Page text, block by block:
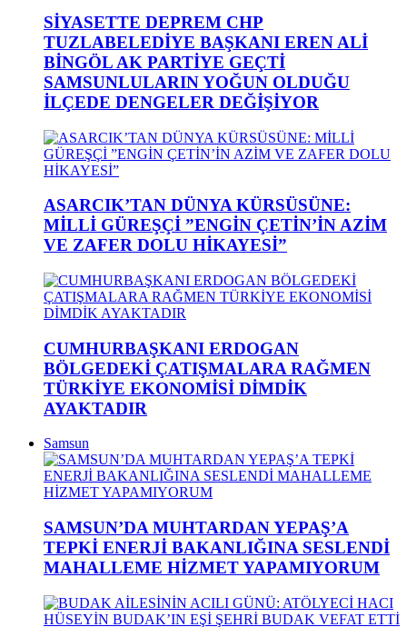
SİYASETTE DEPREM CHP
TUZLABELEDİYE BAŞKANI EREN ALİ
BİNGÖL AK PARTİYE GEÇTİ
SAMSUNLULARIN YOĞUN OLDUĞU
İLÇEDE DENGELER DEĞİŞİYOR
ASARCIK’TAN DÜNYA KÜRSÜSÜNE:
MİLLİ GÜREŞÇİ ”ENGİN ÇETİN’İN AZİM
VE ZAFER DOLU HİKAYESİ”
CUMHURBAŞKANI ERDOGAN
BÖLGEDEKİ ÇATIŞMALARA RAĞMEN
TÜRKİYE EKONOMİSİ DİMDİK
AYAKTADIR
Samsun
SAMSUN’DA MUHTARDAN YEPAŞ’A
TEPKİ ENERJİ BAKANLIĞINA SESLENDİ
MAHALLEME HİZMET YAPAMIYORUM